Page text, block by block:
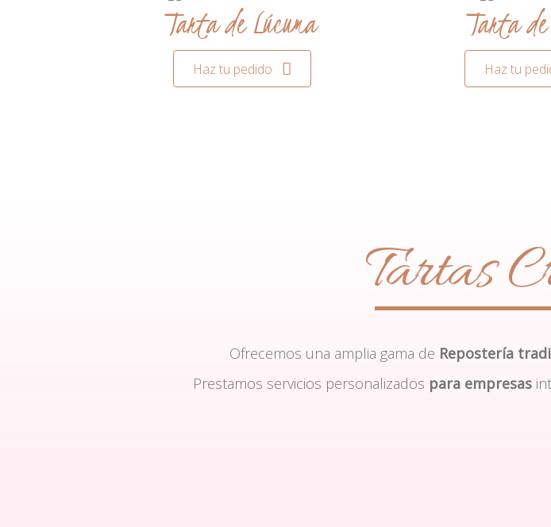
Tarta de Lúcuma
Haz tu pedido
Tarta de
Haz tu
Tartas
Ofrecemos una amplia gama de Repostería
Prestamos servicios personalizados para empresas